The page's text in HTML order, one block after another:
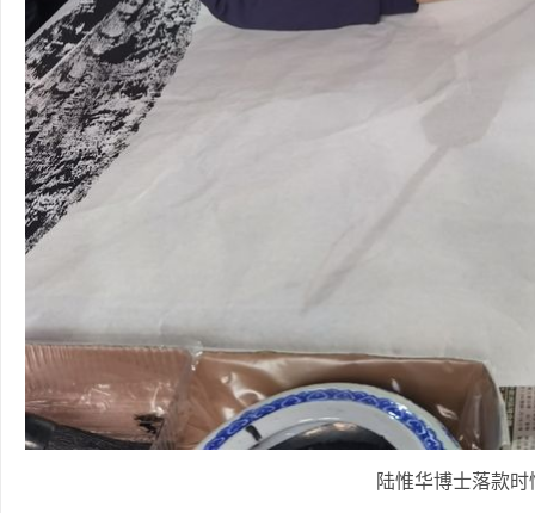
陆惟华博士落款时